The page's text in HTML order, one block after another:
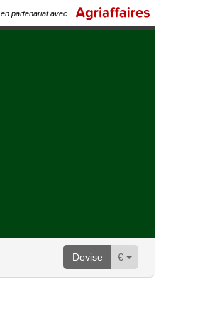
en partenariat avec
Devise €